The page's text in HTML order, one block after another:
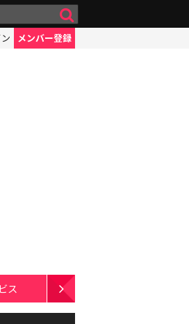
メンバー登録
ス